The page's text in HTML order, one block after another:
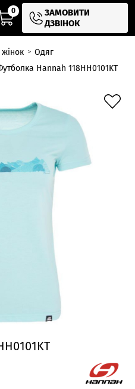
0
ЗАМОВИТИ
ДЗВІНОК
Одяг
Hannah 118HH0101KT